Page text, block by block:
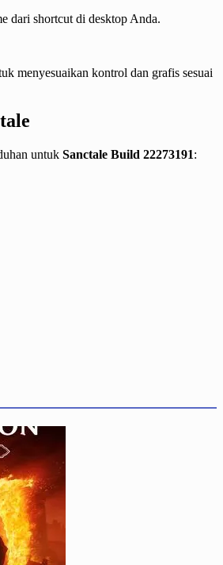
dari shortcut di desktop Anda.
menyesuaikan kontrol dan grafis sesuai
untuk Sanctale Build 22273191: